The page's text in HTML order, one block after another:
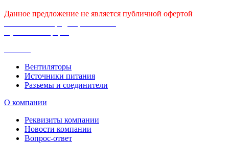
Данное предложение не является публичной офертой
Вентиляторы
Источники питания
Разъемы и соединители
О компании
Реквизиты компании
Новости компании
Вопрос-ответ